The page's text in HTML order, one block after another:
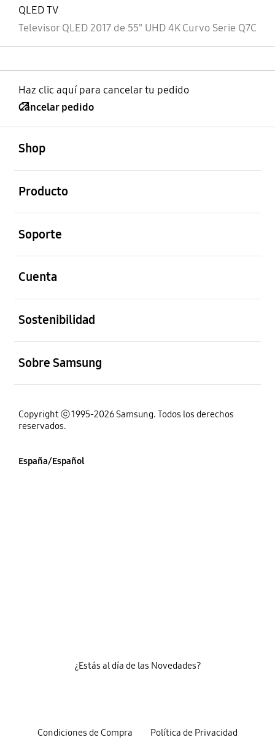
QLED TV
Televisor QLED 2017 de 55" UHD 4K Curvo Serie Q7C
Haz clic aquí para cancelar tu pedido
Cancelar pedido
Shop
Producto
Soporte
Cuenta
Sostenibilidad
Sobre Samsung
Copyright ⓒ 1995-2026 Samsung. Todos los derechos
reservados.
España/Español
Condiciones de Compra Política de Privacidad
¿Estás al día de las Novedades?